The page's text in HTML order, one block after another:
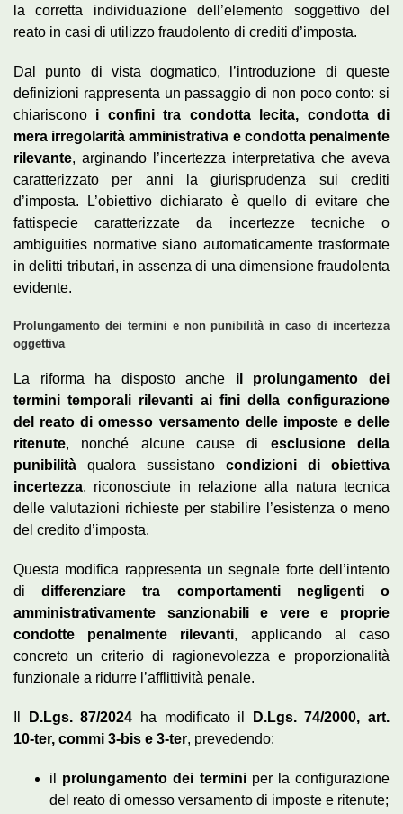
la corretta individuazione dell’elemento soggettivo del
reato in casi di utilizzo fraudolento di crediti d’imposta.
Dal punto di vista dogmatico, l’introduzione di queste
definizioni rappresenta un passaggio di non poco conto: si
chiariscono i confini tra condotta lecita, condotta di
mera irregolarità amministrativa e condotta penalmente
rilevante, arginando l’incertezza interpretativa che aveva
caratterizzato per anni la giurisprudenza sui crediti
d’imposta. L’obiettivo dichiarato è quello di evitare che
fattispecie caratterizzate da incertezze tecniche o
ambiguities normative siano automaticamente trasformate
in delitti tributari, in assenza di una dimensione fraudolenta
evidente.
Prolungamento dei termini e non punibilità in caso di incertezza
oggettiva
La riforma ha disposto anche il prolungamento dei
termini temporali rilevanti ai fini della configurazione
del reato di omesso versamento delle imposte e delle
ritenute, nonché alcune cause di esclusione della
punibilità qualora sussistano condizioni di obiettiva
incertezza, riconosciute in relazione alla natura tecnica
delle valutazioni richieste per stabilire l’esistenza o meno
del credito d’imposta.
Questa modifica rappresenta un segnale forte dell’intento
didifferenziare tra comportamenti negligenti o
amministrativamente sanzionabili e vere e proprie
condotte penalmente rilevanti, applicando al caso
concreto un criterio di ragionevolezza e proporzionalità
funzionale a ridurre l’afflittività penale.
D.Lgs. 87/2024 ha modificato il
D.Lgs. 74/2000, art.
10‑ter, commi 3‑bis e 3‑ter, prevedendo:
il prolungamento dei terminiper la configurazione
del reato di omesso versamento di imposte e ritenute;